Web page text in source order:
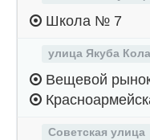
Школа № 7
улица Якуба
Вещевой
Советская улица